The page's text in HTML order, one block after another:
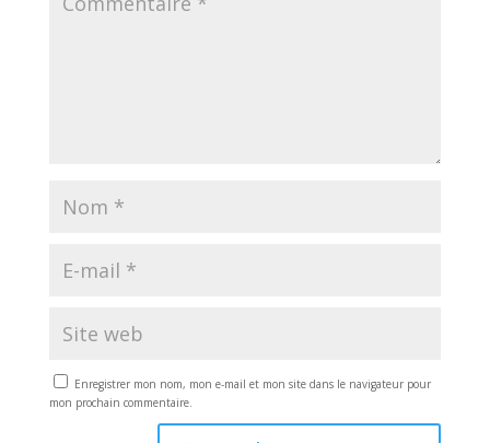
Enregistrer mon nom, mon e-mail et mon site dans le navigateur pour
mon prochain commentaire.